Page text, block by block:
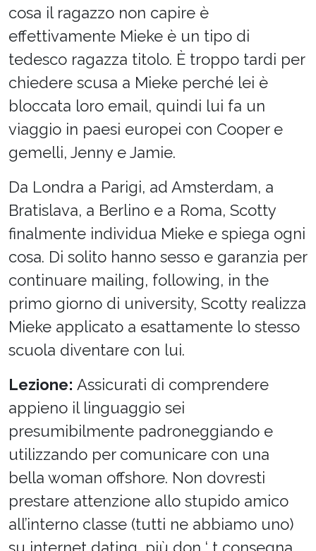
cosa il ragazzo non capire è
effettivamente Mieke è un tipo di
tedesco ragazza titolo. È troppo tardi per
chiedere scusa a Mieke perché lei è
bloccata loro email, quindi lui fa un
viaggio in paesi europei con Cooper e
gemelli, Jenny e Jamie.
Da Londra a Parigi, ad Amsterdam, a
Bratislava, a Berlino e a Roma, Scotty
finalmente individua Mieke e spiega ogni
cosa. Di solito hanno sesso e garanzia per
continuare mailing, following, in the
primo giorno di university, Scotty realizza
Mieke applicato a esattamente lo stesso
scuola diventare con lui.
Lezione: Assicurati di comprendere
appieno il linguaggio sei
presumibilmente padroneggiando e
utilizzando per comunicare con una
bella woman offshore. Non dovresti
prestare attenzione allo stupido amico
all’interno classe (tutti ne abbiamo uno)